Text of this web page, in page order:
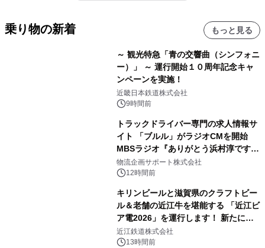
乗り物の新着 もっと見る
～ 観光特急「青の交響曲（シンフォニ
ー）」 ～ 運行開始１０周年記念キャ
ンペーンを実施！
近畿日本鉄道株式会社
9時間前
トラックドライバー専門の求人情報サ
イト 「ブルル」がラジオCMを開始
MBSラジオ『ありがとう浜村淳です』
にて8月1日(土)より
物流企画サポート株式会社
12時間前
キリンビールと滋賀県のクラフトビー
ル＆老舗の近江牛を堪能する 「近江ビ
ア電2026」を運行します！ 新たに
「長濱浪漫ビール」が参加！キリン一
番搾り飲み放題が復活！
近江鉄道株式会社
13時間前